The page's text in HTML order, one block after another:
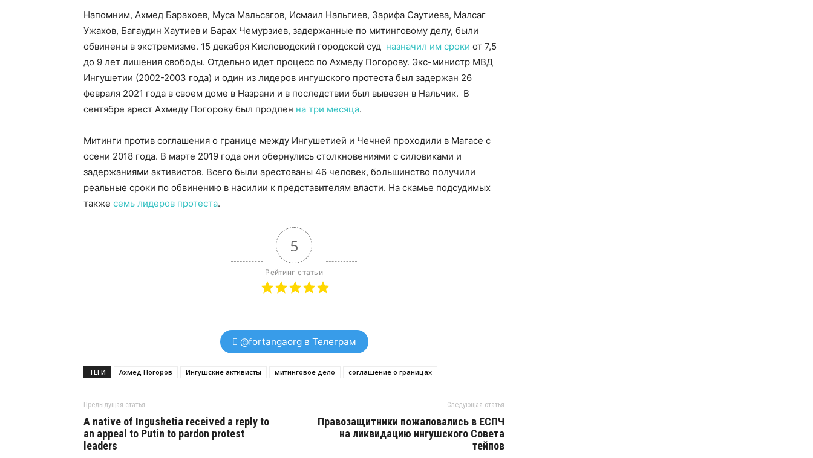
Напомним, Ахмед Барахоев, Муса Мальсагов, Исмаил Нальгиев, Зарифа Саутиева, Малсаг
Ужахов, Багаудин Хаутиев и Барах Чемурзиев, задержанные по митинговому делу, были
обвинены в экстремизме. 15 декабря Кисловодский городской суд назначил им сроки от 7,5
до 9 лет лишения свободы. Отдельно идет процесс по Ахмеду Погорову. Экс-министр МВД
Ингушетии (2002-2003 года) и один из лидеров ингушского протеста был задержан 26
февраля 2021 года в своем доме в Назрани и в последствии был вывезен в Нальчик. В
сентябре арест Ахмеду Погорову был продлен на три месяца.
Митинги против соглашения о границе между Ингушетией и Чечней проходили в Магасе с
осени 2018 года. В марте 2019 года они обернулись столкновениями с силовиками и
задержаниями активистов. Всего были арестованы 46 человек, большинство получили
реальные сроки по обвинению в насилии к представителям власти. На скамье подсудимых
также семь лидеров протеста.
5
Рейтинг статьи
@fortangaorg в Телеграм
ТЕГИ Ахмед Погоров Ингушские активисты митинговое дело соглашение о границах
Предыдущая статья
A native of Ingushetia received a reply to
an appeal to Putin to pardon protest
leaders
Следующая статья
Правозащитники пожаловались в ЕСПЧ
на ликвидацию ингушского Совета
тейпов